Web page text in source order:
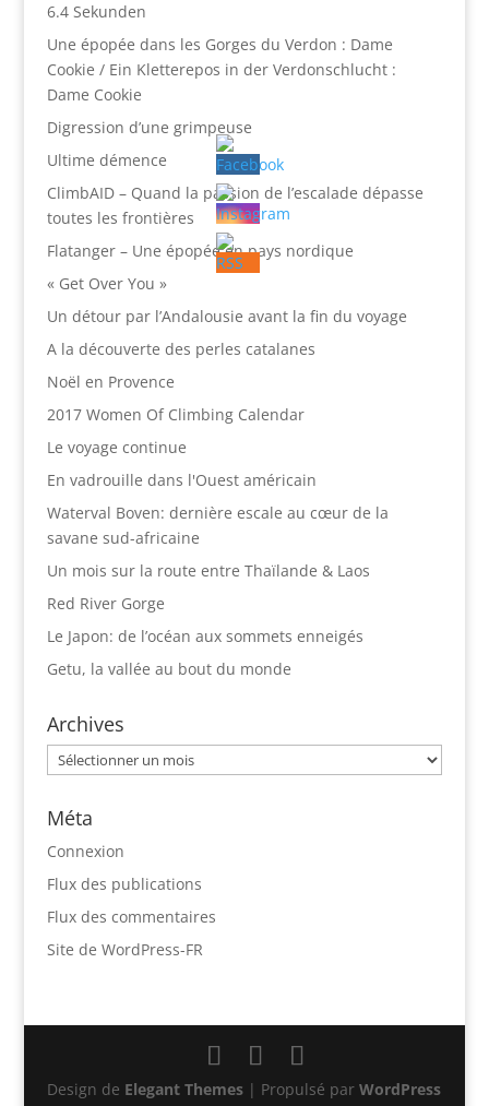
6.4 Sekunden
Une épopée dans les Gorges du Verdon : Dame
Cookie / Ein Kletterepos in der Verdonschlucht :
Dame Cookie
Digression d’une grimpeuse
Ultime démence
ClimbAID – Quand la passion de l’escalade dépasse
toutes les frontières
Flatanger – Une épopée en pays nordique
« Get Over You »
Un détour par l’Andalousie avant la fin du voyage
A la découverte des perles catalanes
Noël en Provence
2017 Women Of Climbing Calendar
Le voyage continue
En vadrouille dans l'Ouest américain
Waterval Boven: dernière escale au cœur de la
savane sud-africaine
Un mois sur la route entre Thaïlande & Laos
Red River Gorge
Le Japon: de l’océan aux sommets enneigés
Getu, la vallée au bout du monde
Archives
Archives
Méta
Connexion
Flux des publications
Flux des commentaires
Site de WordPress-FR
Design de Elegant Themes | Propulsé parWordPress